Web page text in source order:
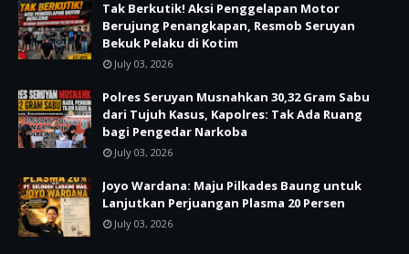
Tak Berkutik! Aksi Penggelapan Motor
Berujung Penangkapan, Resmob Seruyan
Bekuk Pelaku di Kotim
July 03, 2026
Polres Seruyan Musnahkan 30,32 Gram Sabu
dari Tujuh Kasus, Kapolres: Tak Ada Ruang
bagi Pengedar Narkoba
July 03, 2026
Joyo Wardana: Maju Pilkades Baung untuk
Lanjutkan Perjuangan Plasma 20 Persen
July 03, 2026